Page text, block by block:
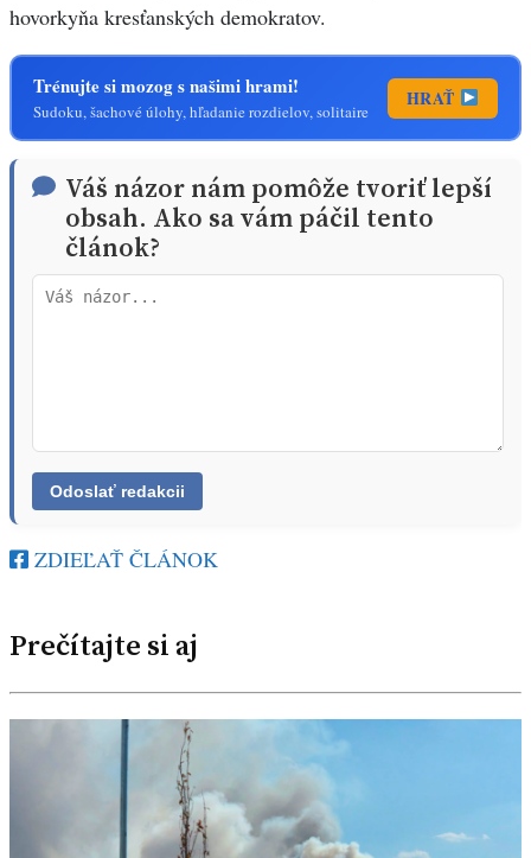
hovorkyňa kresťanských demokratov.
Trénujte si mozog s našimi hrami!
Sudoku, šachové úlohy, hľadanie rozdielov, solitaire
HRAŤ
Váš názor nám pomôže tvoriť lepší
obsah. Ako sa vám páčil tento
článok?
ZDIEĽAŤ ČLÁNOK
Prečítajte si aj